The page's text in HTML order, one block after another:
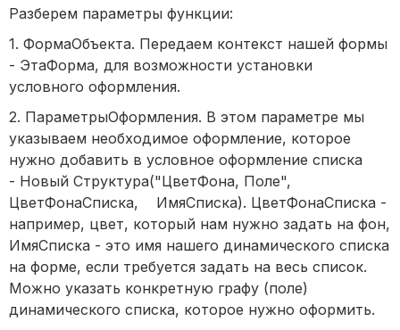
Разберем параметры функции:
1. ФормаОбъекта. Передаем контекст нашей формы
- ЭтаФорма, для возможности установки
условного оформления.
2. ПараметрыОформления. В этом параметре мы
указываем необходимое оформление, которое
нужно добавить в условное оформление списка
- Новый Структура("ЦветФона, Поле",
ЦветФонаСписка, ИмяСписка). ЦветФонаСписка -
например, цвет, который нам нужно задать на фон,
ИмяСписка - это имя нашего динамического списка
на форме, если требуется задать на весь список.
Можно указать конкретную графу (поле)
динамического списка, которое нужно оформить.